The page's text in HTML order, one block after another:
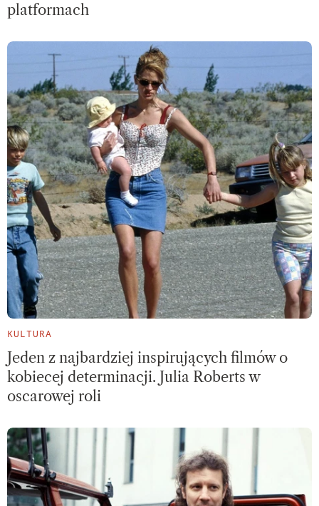
platformach
KULTURA
Jeden z najbardziej inspirujących filmów o
kobiecej determinacji. Julia Roberts w
oscarowej roli